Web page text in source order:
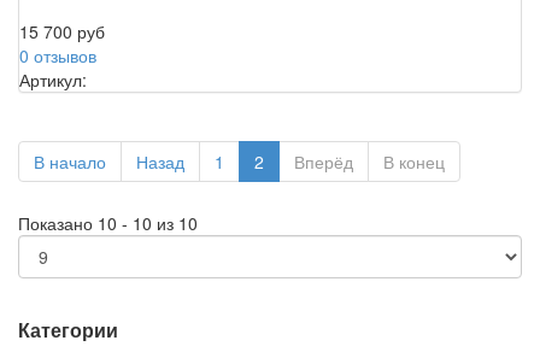
15 700 руб
0 отзывов
Артикул:
В начало Назад 1 2 Вперёд В конец
Показано 10 - 10 из 10
Категории